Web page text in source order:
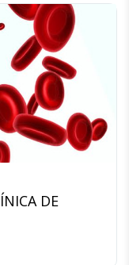
DE